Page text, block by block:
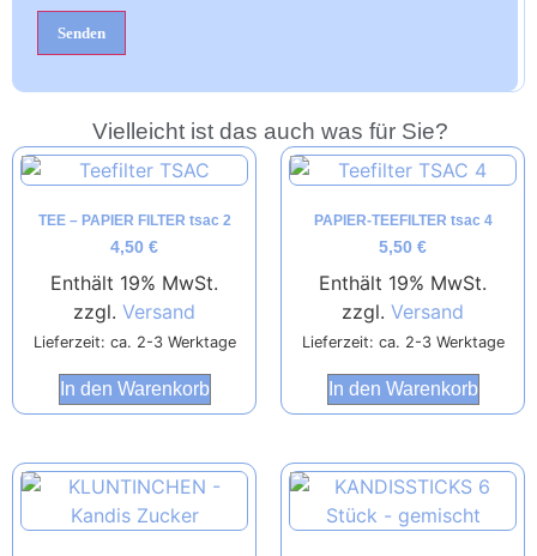
Vielleicht ist das auch was für Sie?
TEE – PAPIER FILTER tsac 2
4,50 €
Enthält 19% MwSt.
zzgl. Versand
Lieferzeit: ca. 2-3 Werktage
In den Warenkorb
PAPIER-TEEFILTER tsac 4
5,50 €
Enthält 19% MwSt.
zzgl. Versand
Lieferzeit: ca. 2-3 Werktage
In den Warenkorb